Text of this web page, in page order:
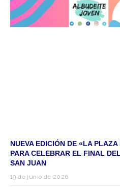
NUEVA EDICIÓN DE «LA
PARA CELEBRAR EL FINAL
SAN JUAN
19 de junio de 2026